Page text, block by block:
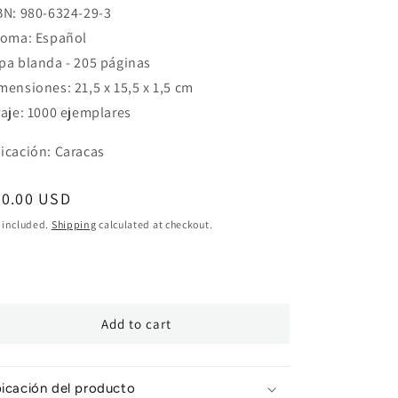
980-6324-29-3
Español
blanda - 205 páginas
21,5 x 15,5 x 1,5 cm
1000 ejemplares
Caracas
USD
included. Shipping calculated at checkout.
Add to cart
del producto